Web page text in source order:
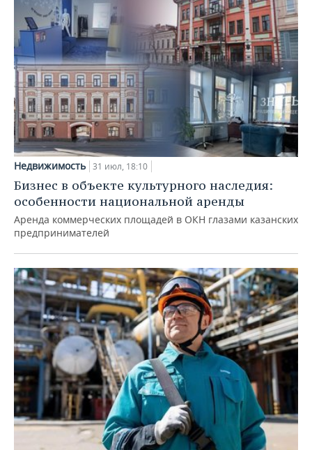
Недвижимость 31 июл, 18:10
Бизнес в объекте культурного наследия:
особенности национальной аренды
Аренда коммерческих площадей в ОКН глазами казанских
предпринимателей